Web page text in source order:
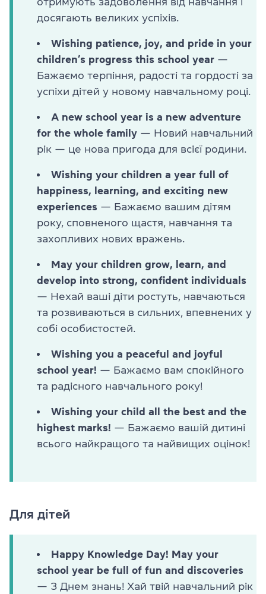
досягають великих успіхів.
Wishing patience, joy, and pride in your
children’s progress this school year —
Бажаємо терпіння, радості та гордості за
успіхи дітей у новому навчальному році.
A new school year is a new adventure
for the whole family — Новий навчальний
рік — це нова пригода для всієї родини.
Wishing your children a year full of
happiness, learning, and exciting new
experiences — Бажаємо вашим дітям
року, сповненого щастя, навчання та
захопливих нових вражень.
May your children grow, learn, and
develop into strong, confident individuals
— Нехай ваші діти ростуть, навчаються
та розвиваються в сильних, впевнених у
собі особистостей.
Wishing you a peaceful and joyful
school year! — Бажаємо вам спокійного
та радісного навчального року!
Wishing your child all the best and the
highest marks! — Бажаємо вашій дитині
всього найкращого та найвищих оцінок!
Для дітей
Happy Knowledge Day! May your
school year be full of fun and discoveries
— З Днем знань! Хай твій навчальний рік